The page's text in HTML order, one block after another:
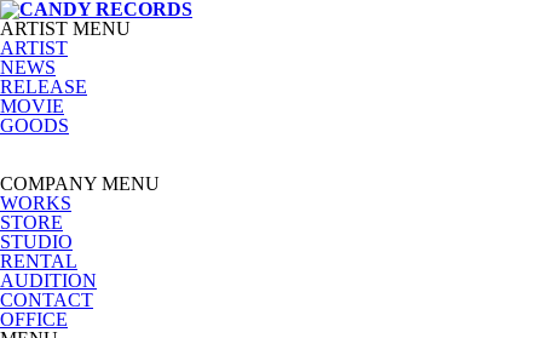
ARTIST MENU
ARTIST
NEWS
RELEASE
MOVIE
GOODS
COMPANY MENU
WORKS
STORE
STUDIO
RENTAL
AUDITION
CONTACT
OFFICE